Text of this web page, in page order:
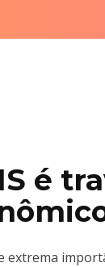
é
extrema